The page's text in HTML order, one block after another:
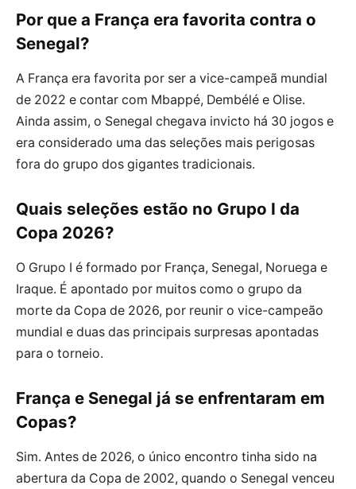
Por que a França era favorita contra o
Senegal?
A França era favorita por ser a vice-campeã mundial
de 2022 e contar com Mbappé, Dembélé e Olise.
Ainda assim, o Senegal chegava invicto há 30 jogos e
era considerado uma das seleções mais perigosas
fora do grupo dos gigantes tradicionais.
Quais seleções estão no Grupo I da
Copa 2026?
O Grupo I é formado por França, Senegal, Noruega e
Iraque. É apontado por muitos como o grupo da
morte da Copa de 2026, por reunir o vice-campeão
mundial e duas das principais surpresas apontadas
para o torneio.
França e Senegal já se enfrentaram em
Copas?
Sim. Antes de 2026, o único encontro tinha sido na
abertura da Copa de 2002, quando o Senegal venceu